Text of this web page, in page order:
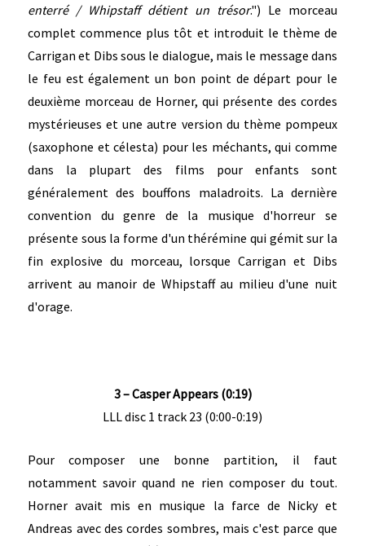
enterré / Whipstaff détient un trésor.") Le morceau
complet commence plus tôt et introduit le thème de
Carrigan et Dibs sous le dialogue, mais le message dans
le feu est également un bon point de départ pour le
deuxième morceau de Horner, qui présente des cordes
mystérieuses et une autre version du thème pompeux
(saxophone et célesta) pour les méchants, qui comme
dans la plupart des films pour enfants sont
généralement des bouffons maladroits. La dernière
convention du genre de la musique d'horreur se
présente sous la forme d'un thérémine qui gémit sur la
fin explosive du morceau, lorsque Carrigan et Dibs
arrivent au manoir de Whipstaff au milieu d'une nuit
d'orage.
3 – Casper Appears (0:19)
LLL disc 1 track 23 (0:00-0:19)
Pour composer une bonne partition, il faut
notamment savoir quand ne rien composer du tout.
Horner avait mis en musique la farce de Nicky et
Andreas avec des cordes sombres, mais c'est parce que